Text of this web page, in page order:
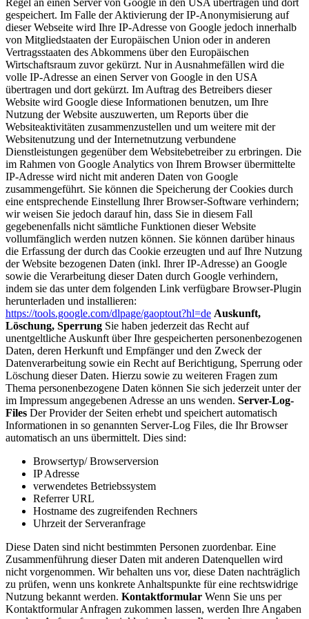
gespeichert. Im Falle der Aktivierung der IP-Anonymisierung auf
dieser Webseite wird Ihre IP-Adresse von Google jedoch innerhalb
von Mitgliedstaaten der Europäischen Union oder in anderen
Vertragsstaaten des Abkommens über den Europäischen
Wirtschaftsraum zuvor gekürzt. Nur in Ausnahmefällen wird die
volle IP-Adresse an einen Server von Google in den USA
übertragen und dort gekürzt. Im Auftrag des Betreibers dieser
Website wird Google diese Informationen benutzen, um Ihre
Nutzung der Website auszuwerten, um Reports über die
Websiteaktivitäten zusammenzustellen und um weitere mit der
Websitenutzung und der Internetnutzung verbundene
Dienstleistungen gegenüber dem Websitebetreiber zu erbringen. Die
im Rahmen von Google Analytics von Ihrem Browser übermittelte
IP-Adresse wird nicht mit anderen Daten von Google
zusammengeführt. Sie können die Speicherung der Cookies durch
eine entsprechende Einstellung Ihrer Browser-Software verhindern;
wir weisen Sie jedoch darauf hin, dass Sie in diesem Fall
gegebenenfalls nicht sämtliche Funktionen dieser Website
vollumfänglich werden nutzen können. Sie können darüber hinaus
die Erfassung der durch das Cookie erzeugten und auf Ihre Nutzung
der Website bezogenen Daten (inkl. Ihrer IP-Adresse) an Google
sowie die Verarbeitung dieser Daten durch Google verhindern,
indem sie das unter dem folgenden Link verfügbare Browser-Plugin
herunterladen und installieren:
https://tools.google.com/dlpage/gaoptout?hl=de Auskunft,
Löschung, Sperrung Sie haben jederzeit das Recht auf
unentgeltliche Auskunft über Ihre gespeicherten personenbezogenen
Daten, deren Herkunft und Empfänger und den Zweck der
Datenverarbeitung sowie ein Recht auf Berichtigung, Sperrung oder
Löschung dieser Daten. Hierzu sowie zu weiteren Fragen zum
Thema personenbezogene Daten können Sie sich jederzeit unter der
im Impressum angegebenen Adresse an uns wenden. Server-Log-
Files Der Provider der Seiten erhebt und speichert automatisch
Informationen in so genannten Server-Log Files, die Ihr Browser
automatisch an uns übermittelt. Dies sind:
Browsertyp/ Browserversion
IP Adresse
verwendetes Betriebssystem
Referrer URL
Hostname des zugreifenden Rechners
Uhrzeit der Serveranfrage
Diese Daten sind nicht bestimmten Personen zuordenbar. Eine
Zusammenführung dieser Daten mit anderen Datenquellen wird
nicht vorgenommen. Wir behalten uns vor, diese Daten nachträglich
zu prüfen, wenn uns konkrete Anhaltspunkte für eine rechtswidrige
Nutzung bekannt werden. Kontaktformular Wenn Sie uns per
Kontaktformular Anfragen zukommen lassen, werden Ihre Angaben